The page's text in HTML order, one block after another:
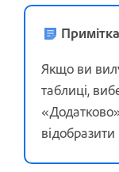
Примітка
Якщо ви
таблиці,